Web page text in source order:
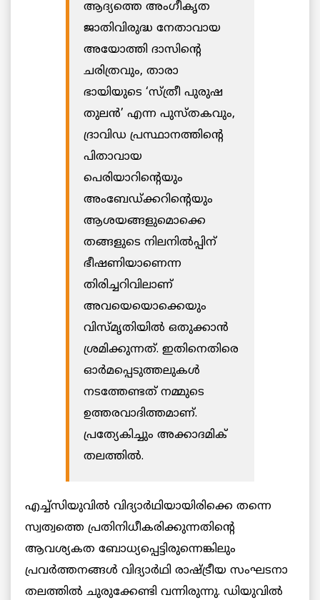
ആദ്യത്തെ അംഗീകൃത
ജാതിവിരുദ്ധ നേതാവായ
അയോത്തി ദാസിന്റെ
ചരിത്രവും, താരാ
ഭായിയുടെ ‘സ്ത്രീ പുരുഷ
തുലൻ’ എന്ന പുസ്തകവും,
ദ്രാവിഡ പ്രസ്ഥാനത്തിന്റെ
പിതാവായ
പെരിയാറിന്റെയും
അംബേഡ്ക്കറിന്റെയും
ആശയങ്ങളുമൊക്കെ
തങ്ങളുടെ നിലനിൽപ്പിന്
ഭീഷണിയാണെന്ന
തിരിച്ചറിവിലാണ്
അവയെയൊക്കെയും
വിസ്‌മൃതിയിൽ ഒതുക്കാൻ
ശ്രമിക്കുന്നത്. ഇതിനെതിരെ
ഓർമപ്പെടുത്തലുകൾ
നടത്തേണ്ടത് നമ്മുടെ
ഉത്തരവാദിത്തമാണ്.
പ്രത്യേകിച്ചും അക്കാദമിക്‌
തലത്തിൽ.
എച്ച്സിയുവിൽ വിദ്യാർഥിയായിരിക്കെ തന്നെ
സ്വത്വത്തെ പ്രതിനിധീകരിക്കുന്നതിന്റെ
ആവശ്യകത ബോധ്യപ്പെട്ടിരുന്നെങ്കിലും
പ്രവർത്തനങ്ങൾ വിദ്യാർഥി രാഷ്ട്രീയ സംഘടനാ
തലത്തിൽ ചുരുക്കേണ്ടി വന്നിരുന്നു. ഡിയുവിൽ